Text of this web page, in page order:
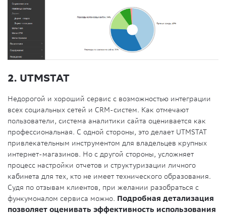
2. UTMSTAT
Недорогой и хороший сервис с возможностью интеграции
всех социальных сетей и CRM-систем. Как отмечают
пользователи, система аналитики сайта оценивается как
профессиональная. С одной стороны, это делает UTMSTAT
привлекательным инструментом для владельцев крупных
интернет-магазинов. Но с другой стороны, усложняет
процесс настройки отчетов и структуризации личного
кабинета для тех, кто не имеет технического образования.
Судя по отзывам клиентов, при желании разобраться с
функумоналом сервиса можно. Подробная детализация
позволяет оценивать эффективность использования